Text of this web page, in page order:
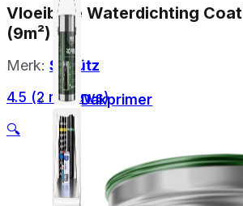
Dakprimer
Vloeibare Waterdichting
(9m²)
Merk: Schütz
4.5 (2 reviews)
🔍